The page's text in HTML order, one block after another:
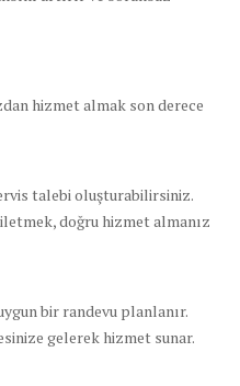
hizmet almak son derece
talebi oluşturabilirsiniz.
doğru hizmet almanız
bir randevu planlanır.
gelerek hizmet sunar.